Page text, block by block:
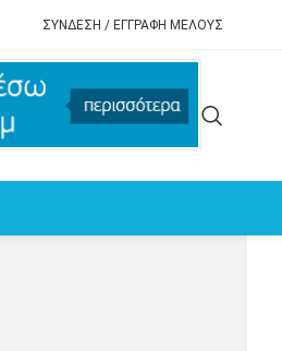
ΣΥΝΔΕΣΗ / ΕΓΓΡΑΦΗ ΜΕΛΟΥΣ